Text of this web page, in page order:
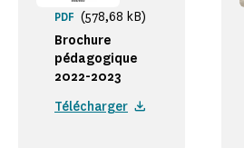
Brochure
pédagogique
2022-2023
PDF (578,68 kB)
Télécharger